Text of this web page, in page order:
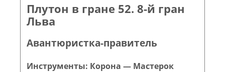
Плутон в гране 52. 8-й гран
Льва
Авантюристка-правитель
Инструменты: Корона — Мастерок